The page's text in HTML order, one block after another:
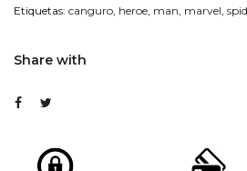
Etiquetas: canguro, heroe, man, marvel,
Share with